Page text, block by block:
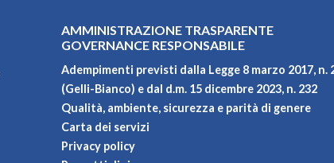
AMMINISTRAZIONE TRASPARENTE
GOVERNANCE RESPONSABILE
Adempimenti previsti dalla Legge 8 marzo 2017, n.
(Gelli-Bianco) e dal d.m. 15 dicembre 2023, n. 232
Qualità, ambiente, sicurezza e parità di genere
Carta dei servizi
Privacy policy